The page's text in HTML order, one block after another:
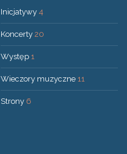
Inicjatywy 4
Koncerty 20
Występ 1
Wieczory muzyczne 11
Strony 6